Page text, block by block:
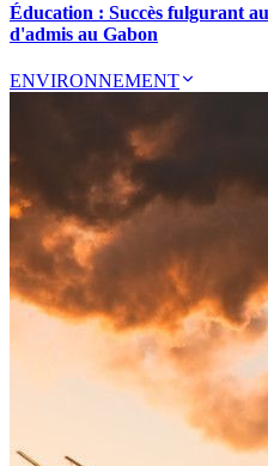
Éducation : Succès fulgurant
d'admis au Gabon
ENVIRONNEMENT